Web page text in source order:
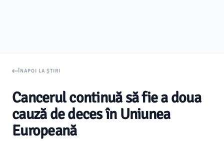
ÎNAPOI LA ȘTIRI
Cancerul continuă să fie a doua
cauză de deces în Uniunea
Europeană